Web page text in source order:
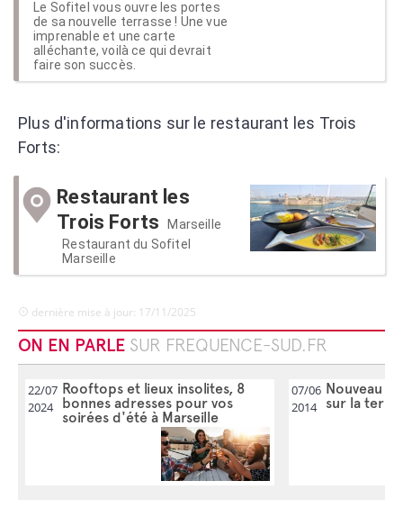
Le Sofitel vous ouvre les portes
de sa nouvelle terrasse ! Une vue
imprenable et une carte
alléchante, voilà ce qui devrait
faire son succès.
Plus d'informations sur le restaurant les Trois
Forts:
Restaurant les
Trois Forts
Marseille
Restaurant du Sofitel
Marseille
dernière mise à jour: 17/11/2025
ON EN PARLE SUR FREQUENCE-SUD.FR
22/07
2024
Rooftops et lieux insolites, 8
bonnes adresses pour vos
soirées d'été à Marseille
07/06
2014
Nouveau
sur la